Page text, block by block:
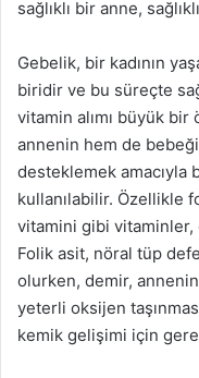
sağlıklı bir anne,
Gebelik, bir kadının
biridir ve bu süreçte
vitamin alımı büyük
annenin hem de
desteklemek
kullanılabilir. Özellikle
vitamini gibi
Folik asit, nöral tüp
olurken, demir,
yeterli oksijen
kemik gelişimi için